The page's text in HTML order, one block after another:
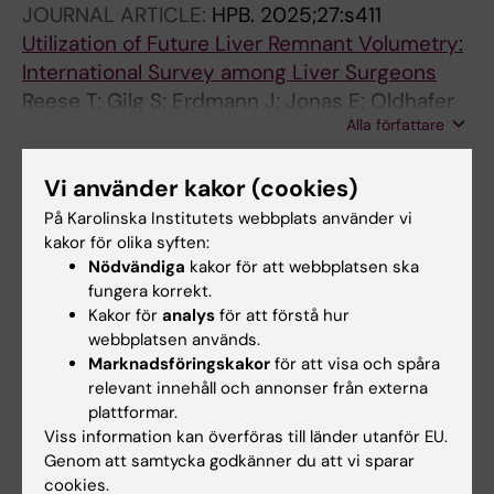
JOURNAL ARTICLE: HPB. 2025;27:s411
Utilization of Future Liver Remnant Volumetry:
International Survey among Liver Surgeons
Reese T; Gilg S; Erdmann J; Jonas E; Oldhafer
Alla författare
JOURNAL ARTICLE: HPB. 2025;27:s233-s234
Upfront Portal Vein Embolization without Prior
Tumor Clearance in the Future Liver Remnant
for Bilateral Colorectal Liver Metastases:
Northern European Cohort Study
Reese T; Björk D; Longva AMH; Kiim KS; Evers
M; Larsen PN; Schultz NA; Røsok B; Carling U;
Lindell G; Sandström P; Böcker J; Gilg S;
Engstrand J; Sturesson C; Oldhafer K;
Björnsson B; Sparrelid E
ARTICLE:EJSO.2024;50(11):108660
Impact of the future liver remnant volume
before major hepatectomy
Reese T; Gilg S; Bocker J; Wagner KC; Vali M;
Vi använder kakor (cookies)
På Karolinska Institutets webbplats använder vi
kakor för olika syften:
Nödvändiga kakor för att webbplatsen ska
fungera korrekt.
Kakor för analys för att förstå hur
webbplatsen används.
Marknadsföringskakor för att visa och spåra
relevant innehåll och annonser från externa
plattformar.
Viss information kan överföras till länder utanför EU.
Genom att samtycka godkänner du att vi sparar
cookies.